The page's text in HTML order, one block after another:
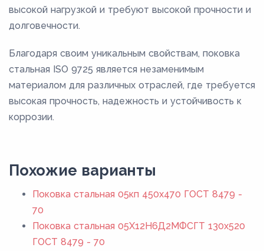
высокой нагрузкой и требуют высокой прочности и
долговечности.
Благодаря своим уникальным свойствам, поковка
стальная ISO 9725 является незаменимым
материалом для различных отраслей, где требуется
высокая прочность, надежность и устойчивость к
коррозии.
Похожие варианты
Поковка стальная 05кп 450x470 ГОСТ 8479 -
70
Поковка стальная 05Х12Н6Д2МФСГТ 130x520
ГОСТ 8479 - 70